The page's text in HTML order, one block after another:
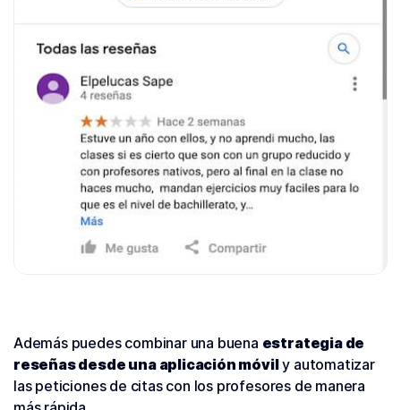
Además puedes combinar una buena estrategia de
reseñas desde una aplicación móvily automatizar
las peticiones de citas con los profesores de manera